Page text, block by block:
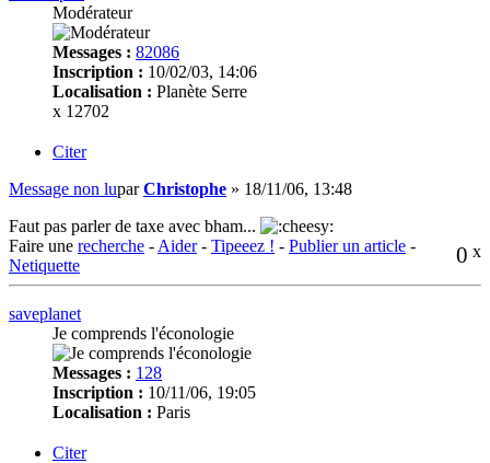
Modérateur
Messages : 82086
Inscription : 10/02/03, 14:06
Localisation : Planète Serre
x 12702
Citer
Message non luparChristophe » 18/11/06, 13:48
Faut pas parler de taxe avec bham...
0 x
Faire une recherche - Aider- Tipeeez ! - Publier un article -
Netiquette
saveplanet
Je comprends l'éconologie
Messages : 128
Inscription : 10/11/06, 19:05
Localisation : Paris
Citer